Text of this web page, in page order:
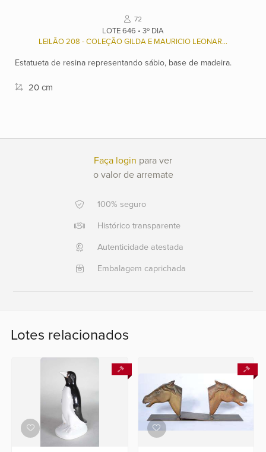
catálogo
Leilões
Moeda:
Ajuda?
+55
21
2553
0791
2554
6400
Fale
conosco
72
LOTE 646 • 3º DIA
LEILÃO 208 - COLEÇÃO GILDA E MAURICIO LEONARDOS (1937/2022), E OUTROS.
Estatueta de resina representando sábio, base de madeira.
20 cm
Faça login para ver
o valor de arremate
100% seguro
Histórico transparente
Autenticidade atestada
Embalagem caprichada
Lotes relacionados